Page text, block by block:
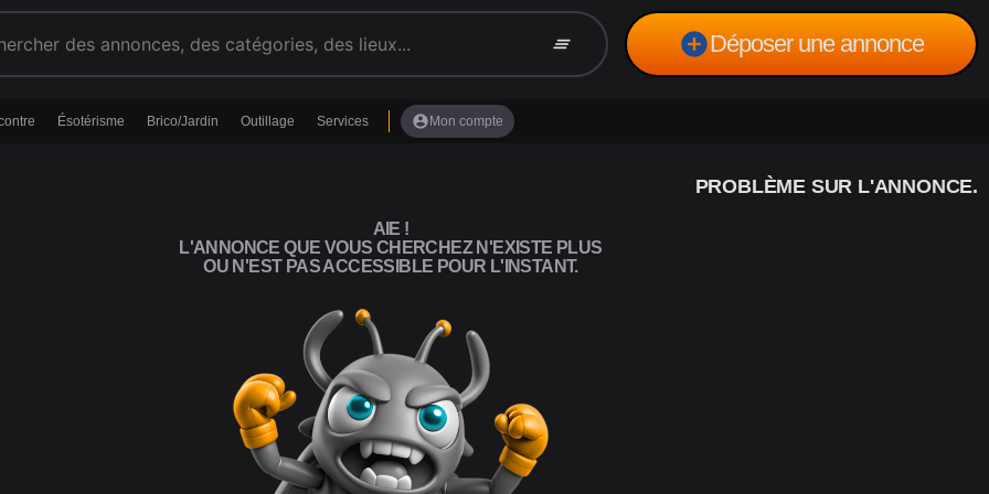
clear_all add_circleDéposer une annonce
Ésotérisme Brico/Jardin Outillage Services account_circle Mon compte
PROBLÈME SUR L'ANNONCE.
AIE !
L'ANNONCE QUE VOUS CHERCHEZ N'EXISTE PLUS
OU N'EST PAS ACCESSIBLE POUR L'INSTANT.